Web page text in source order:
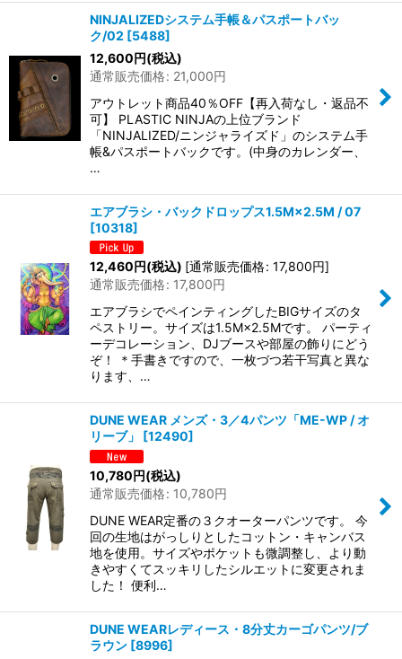
NINJALIZEDシステム手帳＆パスポートバッ
ク/02 [5488]
12,600円(税込)
通常販売価格: 21,000円
アウトレット商品40％OFF【再入荷なし・返品不
可】 PLASTIC NINJAの上位ブランド
「NINJALIZED/ニンジャライズド」のシステム手
帳&パスポートバックです。(中身のカレンダー、
…
エアブラシ・バックドロップス1.5M×2.5M / 07
[10318]
12,460円(税込) [通常販売価格: 17,800円]
通常販売価格: 17,800円
エアブラシでペインティングしたBIGサイズのタ
ペストリー。サイズは1.5M×2.5Mです。 パーティ
ーデコレーション、DJブースや部屋の飾りにどう
ぞ！ ＊手書きですので、一枚づつ若干写真と異な
ります、…
DUNE WEAR メンズ・3／4パンツ「ME-WP / オ
リーブ」
[12490]
10,780円(税込)
通常販売価格: 10,780円
DUNE WEAR定番の３クオーターパンツです。 今
回の生地はがっしりとしたコットン・キャンバス
地を使用。サイズやポケットも微調整し、より動
きやすくてスッキリしたシルエットに変更されま
した！ 便利…
DUNE WEARレディース・8分丈カーゴパンツ/ブ
ラウン [8996]